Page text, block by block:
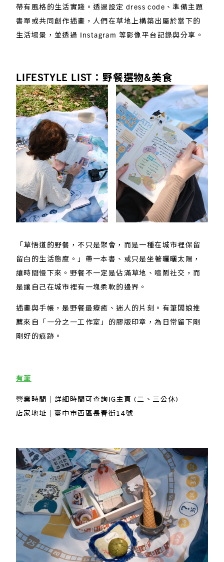
帶有風格的生活實踐。透過設定 dress code、準備主題
書單或共同創作插畫，人們在草地上構築出屬於當下的
生活場景，並透過 Instagram 等影像平台記錄與分享。
LIFESTYLE LIST：​野餐選物&美食
「草悟道的野餐，不只是聚會，而是一種在城市裡保留
留白的生活態度。」帶一本書、或只是坐著曬曬太陽，
讓時間慢下來。野餐​不​一定​是​佔滿​草地、​喧鬧​社交，而​
是​讓​自己​在​城市​裡​有​一​塊​柔軟​的​邊界。
插畫與手帳，是野餐最療癒、迷人的片刻。有筆闆娘推
薦來自「一分之一工作室」的膠版印章，為日常留下剛
剛好的痕跡。
有筆
營業時間｜詳細時間可查詢IG主頁 (二、三公休)
店家地址｜臺中市西區長春街14號